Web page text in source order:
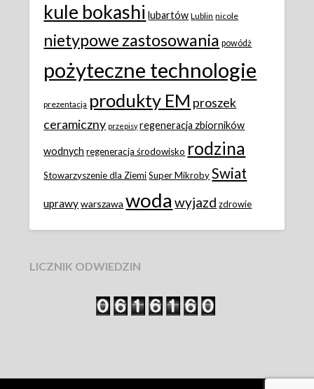
kule bokashi lubartów Lublin nicole
nietypowe zastosowania powódż
pożyteczne technologie
prezentacja produkty EM proszek
ceramiczny przepisy regeneracja zbiorników
wodnych regeneracja środowisko rodzina
Stowarzyszenie dla Ziemi Super Mikroby Swiat
uprawy warszawa woda wyjazd zdrowie
LICZNIK ODWIEDZIN